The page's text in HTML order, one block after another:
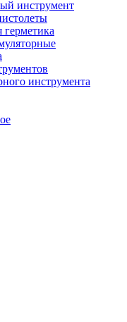
инструмент
инструмента